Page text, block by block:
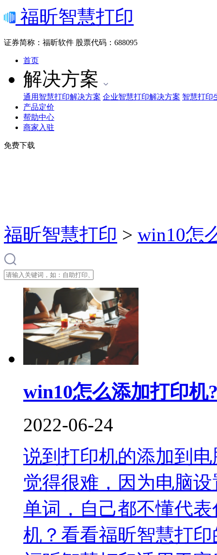
福昕智慧打印
证券简称：福昕软件 股票代码：688095
首页
解决方案
通用智慧打印解决方案 企业智慧打印解决方案 智慧打印
产品定价
帮助中心
商家入驻
免费下载
福昕智慧打印 > win10怎
win10怎么添加打印机
2022-06-24
说到打印机的添加到
觉得很难，因为电脑
单词，自己都不懂代
机？看看福昕智慧打